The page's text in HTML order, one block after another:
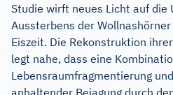
Studie wirft neues Licht auf die
Aussterbens der
Eiszeit. Die Rekonstruktion
legt nahe, dass eine
Lebensraumfragmentierung
anhaltender Bejagung durch